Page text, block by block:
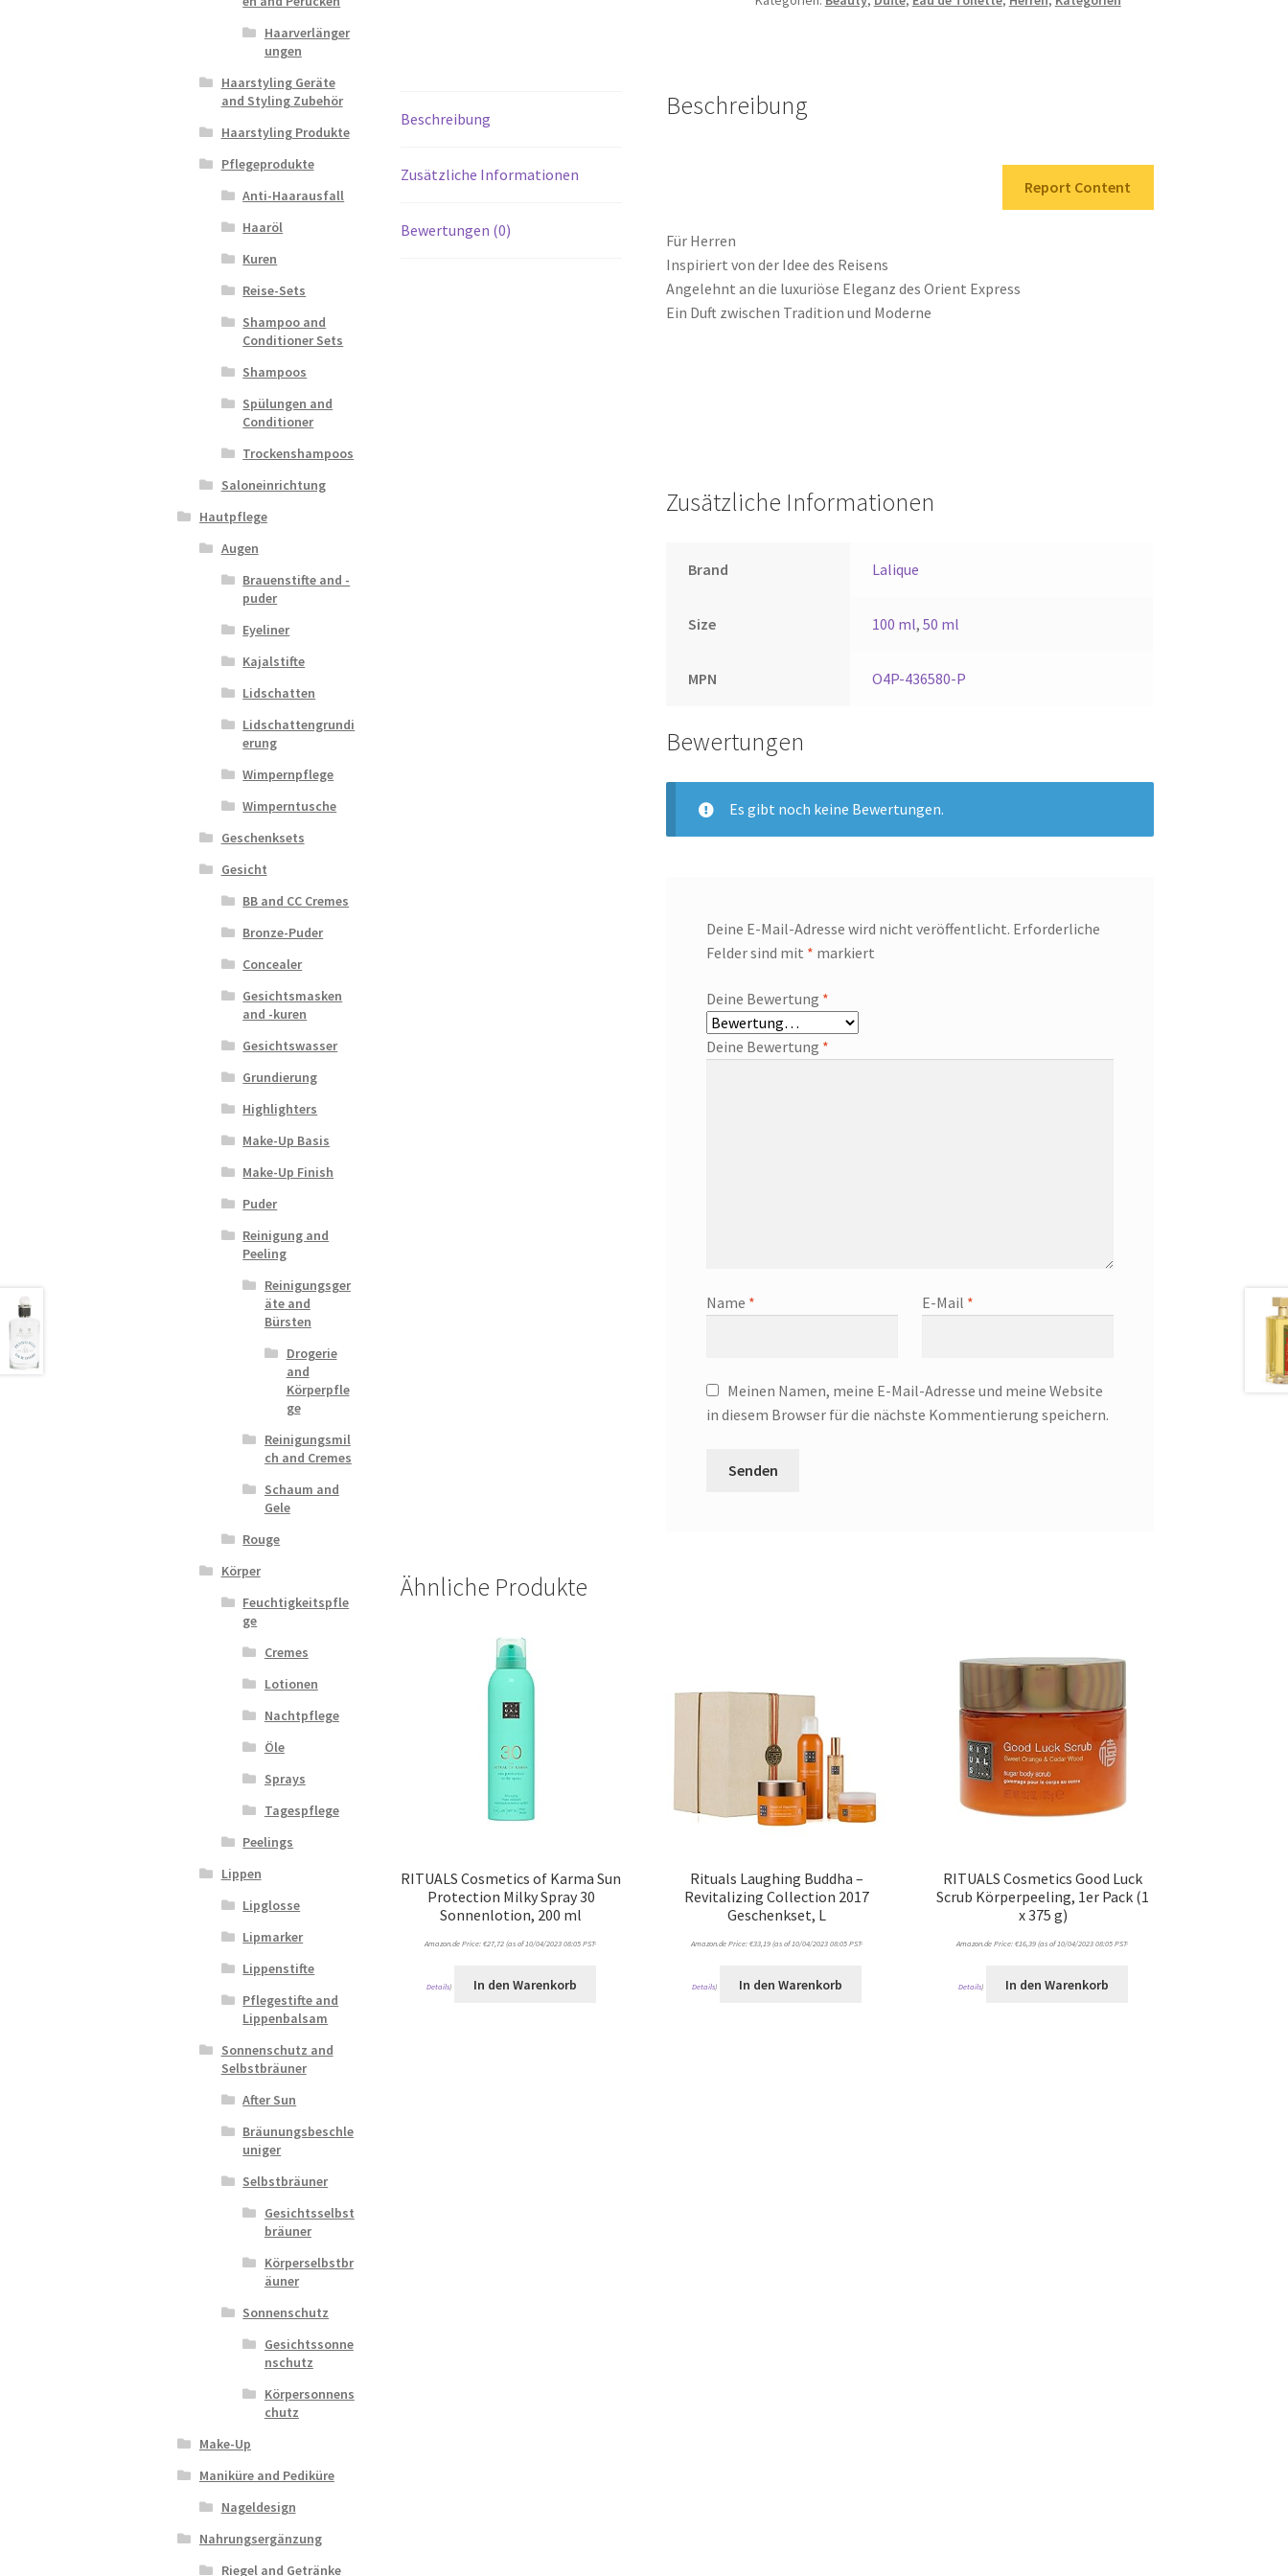
Menge
Beschreibung
Zusätzliche Informationen
Bewertungen (0)
Beschreibung
Report Content
Für Herren
Inspiriert von der Idee des Reisens
Angelehnt an die luxuriöse Eleganz des Orient Express
Ein Duft zwischen Tradition und Moderne
Zusätzliche Informationen
Brand Lalique
Size 100 ml, 50 ml
MPN O4P-436580-P
Bewertungen
Es gibt noch keine Bewertungen.
Deine E-Mail-Adresse wird nicht veröffentlicht. Erforderliche
Felder sind mit * markiert
Deine Bewertung *
Deine Bewertung *
Name * E-Mail *
Meinen Namen, meine E-Mail-Adresse und meine Website
in diesem Browser für die nächste Kommentierung speichern.
Ähnliche Produkte
RITUALS Cosmetics of Karma Sun
Protection Milky Spray 30
Sonnenlotion, 200 ml
Amazon.de Price:€27,72 (as of 10/04/2023 08:05 PST-
Details) In den Warenkorb
Rituals Laughing Buddha –
Revitalizing Collection 2017
Geschenkset, L
Amazon.de Price: €33,19(as of 10/04/2023 08:05 PST-
Details) In den Warenkorb
RITUALS Cosmetics Good Luck
Scrub Körperpeeling, 1er Pack (1
x 375 g)
Amazon.de Price:€16,39 (as of 10/04/2023 08:05 PST-
Details) In den Warenkorb
Haarverlänger
ungen
Haarstyling Geräte
and Styling Zubehör
Haarstyling Produkte
Pflegeprodukte
Anti-Haarausfall
Haaröl
Kuren
Reise-Sets
Shampoo and
Conditioner Sets
Shampoos
Spülungen and
Conditioner
Trockenshampoos
Saloneinrichtung
Hautpflege
Augen
Brauenstifte and -
puder
Eyeliner
Kajalstifte
Lidschatten
Lidschattengrundi
erung
Wimpernpflege
Wimperntusche
Geschenksets
Gesicht
BB and CC Cremes
Bronze-Puder
Concealer
Gesichtsmasken
and -kuren
Gesichtswasser
Grundierung
Highlighters
Make-Up Basis
Make-Up Finish
Puder
Reinigung and
Peeling
Reinigungsger
äte and
Bürsten
Drogerie
and
Körperpfle
ge
Reinigungsmil
ch and Cremes
Schaum and
Gele
Rouge
Körper
Feuchtigkeitspfle
ge
Cremes
Lotionen
Nachtpflege
Öle
Sprays
Tagespflege
Peelings
Lippen
Lipglosse
Lipmarker
Lippenstifte
Pflegestifte and
Lippenbalsam
Sonnenschutz and
Selbstbräuner
After Sun
Bräunungsbeschle
uniger
Selbstbräuner
Gesichtsselbst
bräuner
Körperselbstbr
äuner
Sonnenschutz
Gesichtssonne
nschutz
Körpersonnens
chutz
Make-Up
Maniküre and Pediküre
Nageldesign
Nahrungsergänzung
Riegel and Getränke